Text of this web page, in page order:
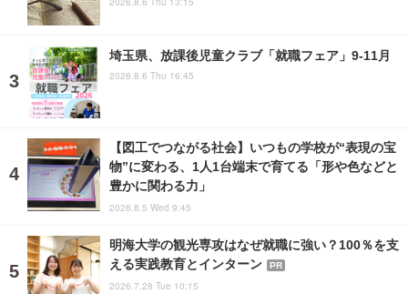
埼玉県、放課後児童クラブ「就職フェア」9-11月
2026.8.6 Thu 16:45
【図工でつながる社会】いつもの学校が“表現の宝
物”に変わる、1人1台端末で育てる「形や色などと
豊かに関わる力」
2026.8.5 Wed 9:45
明海大学の観光専攻はなぜ就職に強い？100％を支
える実践教育とインターン
PR
2026.7.28 Tue 10:15